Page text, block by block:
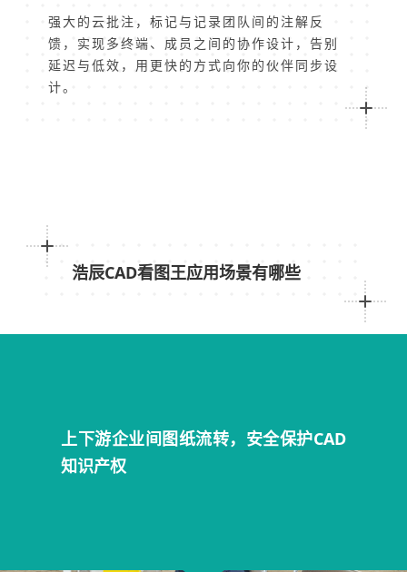
强大的云批注，标记与记录团队间的注解反
馈，实现多终端、成员之间的协作设计，告别
延迟与低效，用更快的方式向你的伙伴同步设
计。
浩辰CAD看图王应用场景有哪些
上下游企业间图纸流转，安全保护CAD
知识产权